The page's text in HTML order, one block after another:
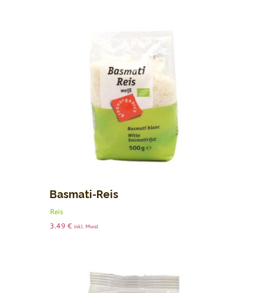
Basmati-Reis
Reis
3.49 € inkl. Mwst